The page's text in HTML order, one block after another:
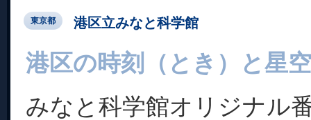
東京都 港区立みなと科学館
港区の時刻（とき）と星
みなと科学館オリジナル